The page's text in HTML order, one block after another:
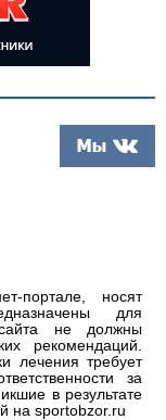
портале, носят
для
сайта не должны
рекомендаций.
лечения требует
за
в результате
на sportobzor.ru